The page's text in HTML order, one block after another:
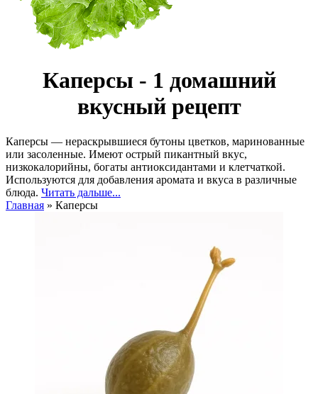
Каперсы - 1 домашний
вкусный рецепт
Каперсы — нераскрывшиеся бутоны цветков, маринованные
или засоленные. Имеют острый пикантный вкус,
низкокалорийны, богаты антиоксидантами и клетчаткой.
Используются для добавления аромата и вкуса в различные
блюда. Читать дальше...
Главная » Каперсы